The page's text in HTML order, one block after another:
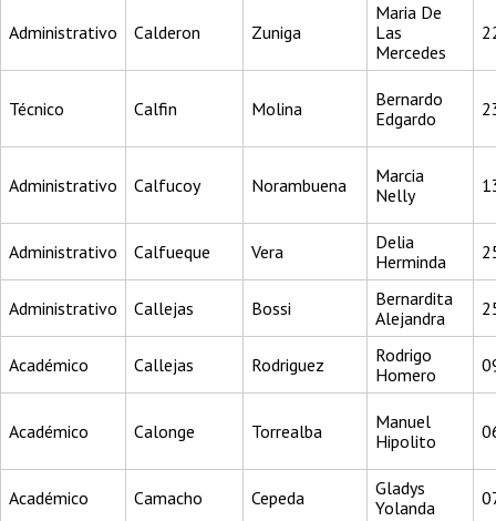
Administrativo Calderon Zuniga
Maria De
Las
Mercedes
Técnico Calfin Molina
Bernardo
Edgardo
Administrativo Calfucoy Norambuena
Marcia
Nelly
Administrativo Calfueque Vera
Delia
Herminda
Administrativo Callejas Bossi
Bernardita
Alejandra
Académico Callejas Rodriguez
Rodrigo
Homero
Académico Calonge Torrealba
Manuel
Hipolito
Académico Camacho Cepeda
Gladys
Yolanda